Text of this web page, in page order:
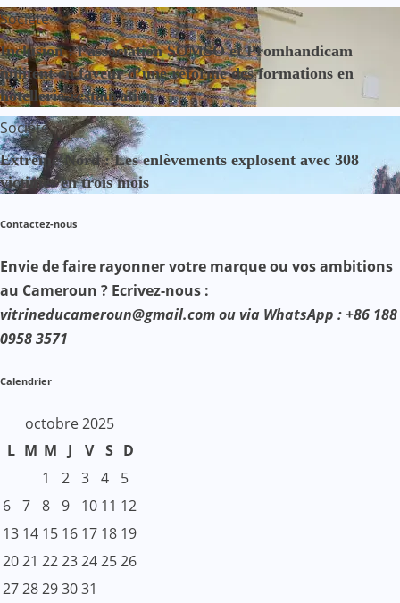
Société
Inclusion : l’association SOMSO et Promhandicam
militent en faveur d’une réforme des formations en
hôtellerie-restauration
Société
Extrême-Nord : Les enlèvements explosent avec 308
victimes en trois mois
Contactez-nous
Envie de faire rayonner votre marque ou vos ambitions
au Cameroun ? Ecrivez-nous :
vitrineducameroun@gmail.com ou via WhatsApp : +86 188
0958 3571
Calendrier
octobre 2025
L M M J V S D
1
2 3 4
5
6 7 8 9 10 11 12
13 14 15 16 17 18 19
2021 2223242526
2728293031